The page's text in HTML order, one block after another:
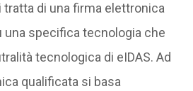
tratta di una firma elettronica
una specifica tecnologia che
tecnologica di eIDAS. Ad
qualificata si basa